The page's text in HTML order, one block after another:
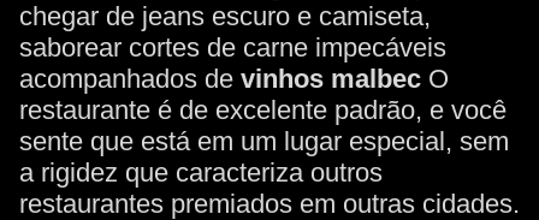
chegar de jeans escuro e camiseta,
saborear cortes de carne impecáveis
acompanhados de vinhos malbec O
restaurante é de excelente padrão, e você
sente que está em um lugar especial, sem
a rigidez que caracteriza outros
restaurantes premiados em outras cidades.